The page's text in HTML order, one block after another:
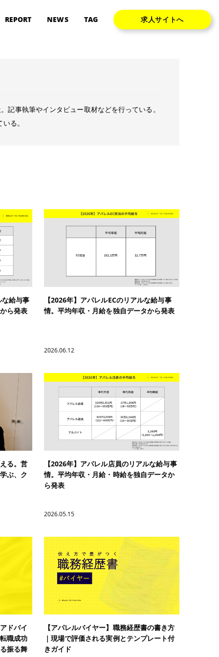
REPORT NEWS TAG 求人サイトへ
記事執筆やインタビュー取材などを行っている。
る。
な給与事
ら発表
【2026年】アパレルECのリアルな給与事
情。平均年収・月給を独自データから発表
2026.06.12
る。営
ぶ、ク
【2026年】アパレル店員のリアルな給与事
情。平均年収・月給・時給を独自データか
ら発表
2026.05.15
ドバイ
職成功
振る舞
【アパレルバイヤー】職務経歴書の書き方
｜現場で評価される実例とテンプレート付
きガイド